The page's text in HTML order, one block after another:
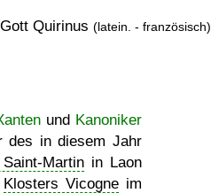
Quirinus (latein. - französisch)
und Kanoniker
des in diesem Jahr
Martin in Laon
Klosters Vicogneim